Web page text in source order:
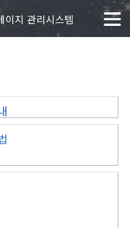
이지 관리시스템